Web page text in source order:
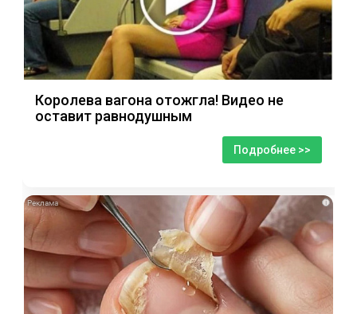
Королева вагона отожгла! Видео не
оставит равнодушным
Подробнее >>
i